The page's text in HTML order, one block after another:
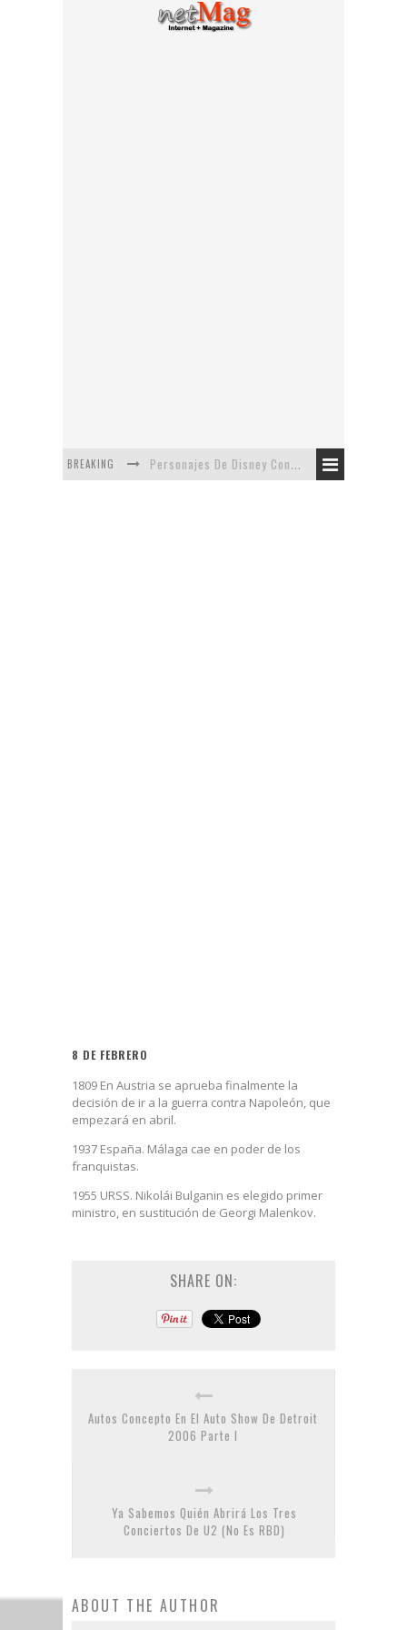
BREAKING Personajes De Disney Con Vestuarios Contemporáneos
8 DE FEBRERO
1809 En Austria se aprueba finalmente la
decisión de ir a la guerra contra Napoleón, que
empezará en abril.
1937 España. Málaga cae en poder de los
franquistas.
1955 URSS. Nikolái Bulganin es elegido primer
ministro, en sustitución de Georgi Malenkov.
SHARE ON:
Autos Concepto En El Auto Show De Detroit
2006 Parte I
Ya Sabemos Quién Abrirá Los Tres
Conciertos De U2 (No Es RBD)
ABOUT THE AUTHOR